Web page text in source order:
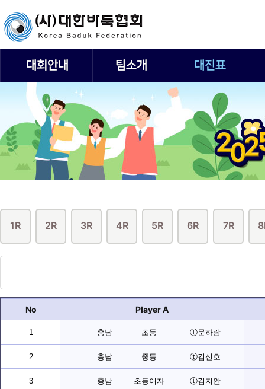
1R 2R 3R 4R 5R 6R 7R
No Player A
1 충남 초등 ⓣ문하람
2 충남 중등 ⓣ김신호
3 충남 초등여자 ⓣ김지안